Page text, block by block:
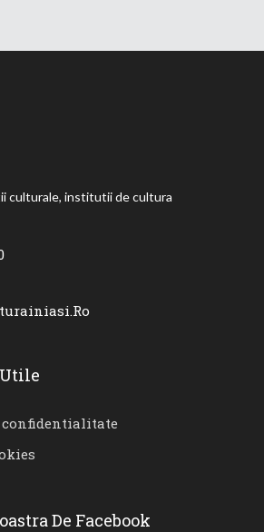
culturale, institutii de cultura
De Facebook